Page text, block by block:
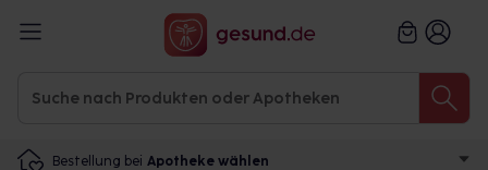
Bestellung bei Apotheke wählen